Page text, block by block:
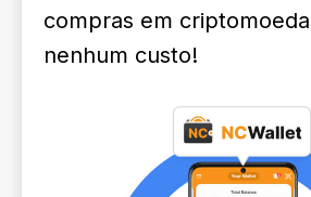
compras em
nenhum custo!